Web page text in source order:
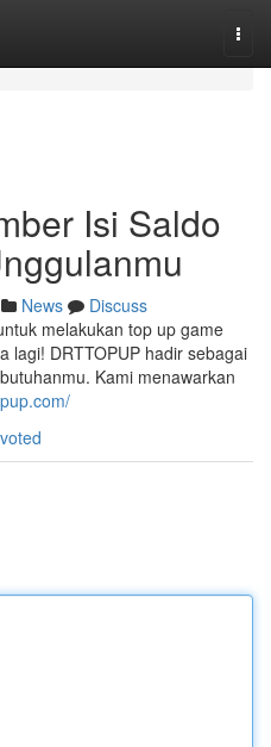
Isi Saldo
News
Discuss
melakukan top up game
lagi! DRTTOPUP hadir sebagai
Kami menawarkan